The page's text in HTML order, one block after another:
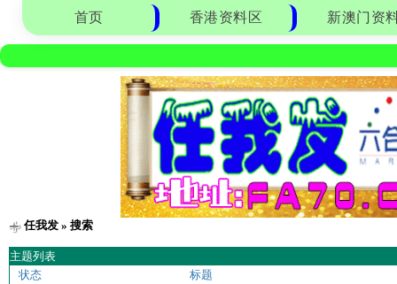
首页 香港资料区 新澳门资
任我发» 搜索
主题列表
状态
标题